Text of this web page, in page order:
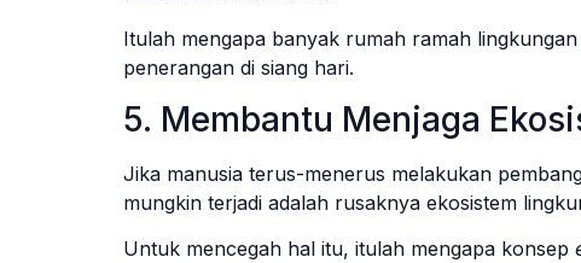
Itulah mengapa banyak rumah ramah
penerangan di siang hari.
5. Membantu Menjaga
Jika manusia terus-menerus melakukan
mungkin terjadi adalah rusaknya ekosistem
Untuk mencegah hal itu, itulah mengapa konsep